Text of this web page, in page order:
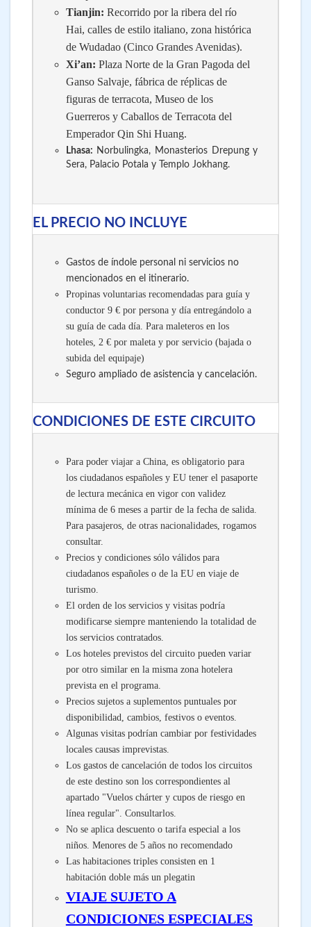
Tianjin: Recorrido por la ribera del río
Hai, calles de estilo italiano, zona histórica
de Wudadao (Cinco Grandes Avenidas).
Xi’an: Plaza Norte de la Gran Pagoda del
Ganso Salvaje, fábrica de réplicas de
figuras de terracota, Museo de los
Guerreros y Caballos de Terracota del
Emperador Qin Shi Huang.
Lhasa: Norbulingka, Monasterios Drepung y
Sera, Palacio Potala y Templo Jokhang.
EL PRECIO NO INCLUYE
Gastos de índole personal ni servicios no
mencionados en el itinerario.
Propinas voluntarias recomendadas para guía y
conductor 9 € por persona y día entregándolo a
su guía de cada día. Para maleteros en los
hoteles, 2 € por maleta y por servicio (bajada o
subida del equipaje)
Seguro ampliado de asistencia y cancelación.
CONDICIONES DE ESTE CIRCUITO
Para poder viajar a China, es obligatorio para
los ciudadanos españoles y EU tener el pasaporte
de lectura mecánica en vigor con validez
mínima de 6 meses a partir de la fecha de salida.
Para pasajeros, de otras nacionalidades, rogamos
consultar.
Precios y condiciones sólo válidos para
ciudadanos españoles o de la EU en viaje de
turismo.
El orden de los servicios y visitas podría
modificarse siempre manteniendo la totalidad de
los servicios contratados.
Los hoteles previstos del circuito pueden variar
por otro similar en la misma zona hotelera
prevista en el programa.
Precios sujetos a suplementos puntuales por
disponibilidad, cambios, festivos o eventos.
Algunas visitas podrían cambiar por festividades
locales causas imprevistas.
Los gastos de cancelación de todos los circuitos
de este destino son los correspondientes al
apartado "Vuelos chárter y cupos de riesgo en
línea regular". Consultarlos.
No se aplica descuento o tarifa especial a los
niños. Menores de 5 años no recomendado
Las habitaciones triples consisten en 1
habitación doble más un plegatin
VIAJE SUJETO A
CONDICIONES ESPECIALES